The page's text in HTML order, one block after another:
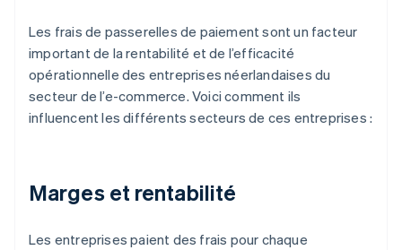
Les frais de passerelles de paiement sont un facteur
important de la rentabilité et de l’efficacité
opérationnelle des entreprises néerlandaises du
secteur de l’e-commerce. Voici comment ils
influencent les différents secteurs de ces entreprises :
Marges et rentabilité
Les entreprises paient des frais pour chaque